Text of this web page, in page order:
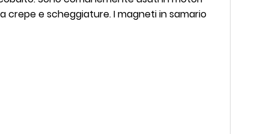
crepe e scheggiature. I magneti in samario